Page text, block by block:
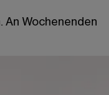
Wochenenden